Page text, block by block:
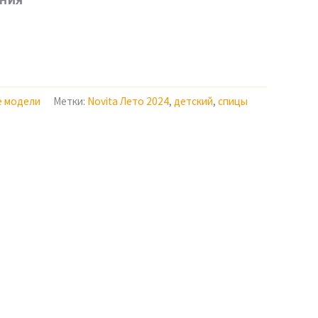
модели Метки: Novita Лето 2024, детский, спицы